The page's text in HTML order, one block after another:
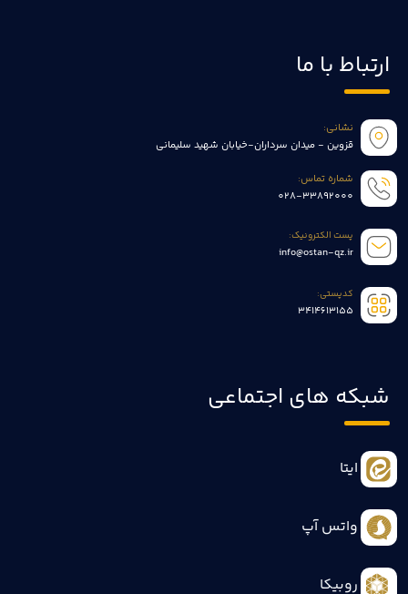
ارتباط با ما
نشانی:
قزوین - میدان سرداران-خیابان شهید سلیمانی
شماره تماس:
028-33892000
پست الکترونیک:
info@ostan-qz.ir
کدپستی:
3414613155
شبکه های اجتماعی
ایتا
واتس آپ
روبیکا